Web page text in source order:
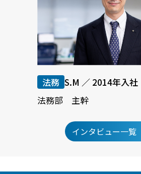
法務 S.M ／ 2014年入社
法務部 主幹
インタビュー一覧